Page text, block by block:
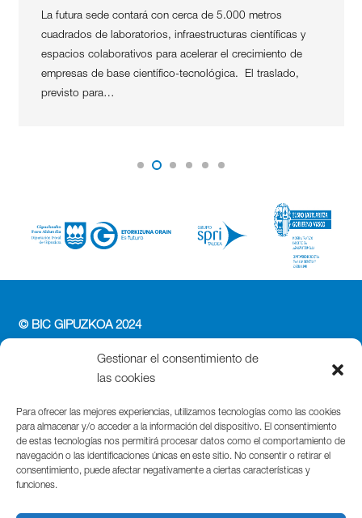
Gestionar el consentimiento de
las cookies
Para ofrecer las mejores experiencias, utilizamos tecnologías como las cookies
para almacenar y/o acceder a la información del dispositivo. El consentimiento
de estas tecnologías nos permitirá procesar datos como el comportamiento de
navegación o las identificaciones únicas en este sitio. No consentir o retirar el
consentimiento, puede afectar negativamente a ciertas características y
funciones.
La futura sede contará con cerca de 5.000 metros
cuadrados de laboratorios, infraestructuras científicas y
espacios colaborativos para acelerar el crecimiento de
empresas de base científico-tecnológica. El traslado,
previsto para…
© BIC GIPUZKOA 2024
PERFIL DEL CONTRATANTE
ACCESIBILIDAD
POLÍTICA DE COOKIES
AVISO LEGAL
Parque Cientifico Tecnológico de Gipuzkoa
Edificio Tandem – Paseo Miramón, 170